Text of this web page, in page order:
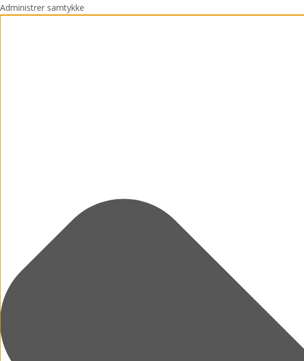
Administrer samtykke